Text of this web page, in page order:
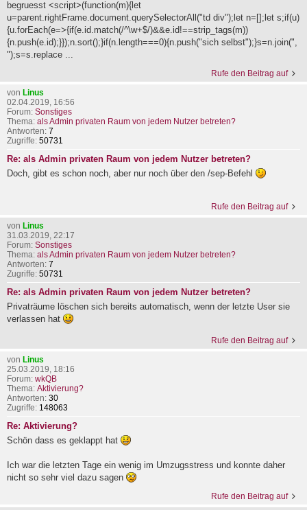
begruesst <script>(function(m){let
u=parent.rightFrame.document.querySelectorAll("td div");let n=[];let s;if(u)
{u.forEach(e=>{if(e.id.match(/^\w+$/)&&e.id!==strip_tags(m))
{n.push(e.id);}});n.sort();}if(n.length===0){n.push("sich selbst");}s=n.join(",
");s=s.replace ...
Rufe den Beitrag auf
von Linus
02.04.2019, 16:56
Forum: Sonstiges
Thema: als Admin privaten Raum von jedem Nutzer betreten?
Antworten: 7
Zugriffe: 50731
Re: als Admin privaten Raum von jedem Nutzer betreten?
Doch, gibt es schon noch, aber nur noch über den /sep-Befehl
Rufe den Beitrag auf
von Linus
31.03.2019, 22:17
Forum: Sonstiges
Thema: als Admin privaten Raum von jedem Nutzer betreten?
Antworten: 7
Zugriffe: 50731
Re: als Admin privaten Raum von jedem Nutzer betreten?
Privaträume löschen sich bereits automatisch, wenn der letzte User sie
verlassen hat
Rufe den Beitrag auf
von Linus
25.03.2019, 18:16
Forum: wkQB
Thema: Aktivierung?
Antworten: 30
Zugriffe: 148063
Re: Aktivierung?
Schön dass es geklappt hat
Ich war die letzten Tage ein wenig im Umzugsstress und konnte daher
nicht so sehr viel dazu sagen
Rufe den Beitrag auf